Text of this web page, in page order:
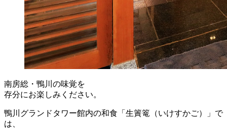
南房総・鴨川の味覚を
存分にお楽しみください。
鴨川グランドタワー館内の和食「生簀篭（いけすかご）」で
は、